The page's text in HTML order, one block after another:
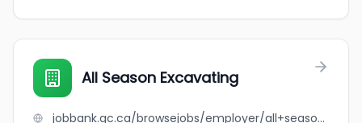
All Season Excavating
jobbank.gc.ca/browsejobs/employer/all+season+excavating/ca